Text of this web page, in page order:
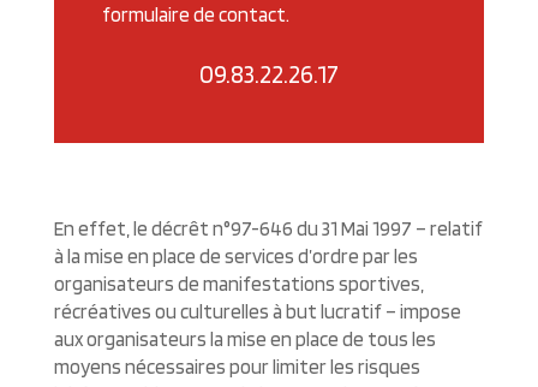
formulaire de contact.
09.83.22.26.17
En effet, le décrêt n°97-646 du 31 Mai 1997 – relatif
à la mise en place de services d’ordre par les
organisateurs de manifestations sportives,
récréatives ou culturelles à but lucratif – impose
aux organisateurs la mise en place de tous les
moyens nécessaires pour limiter les risques